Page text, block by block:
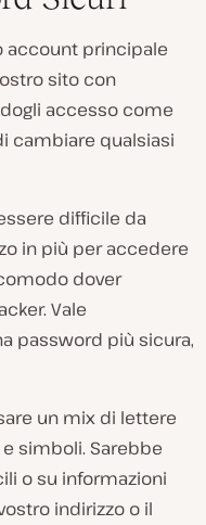
account principale
sito con
accesso come
cambiare qualsiasi
difficile da
in più per accedere
dover
Vale
password più sicura,
un mix di lettere
simboli. Sarebbe
o su informazioni
indirizzo o il